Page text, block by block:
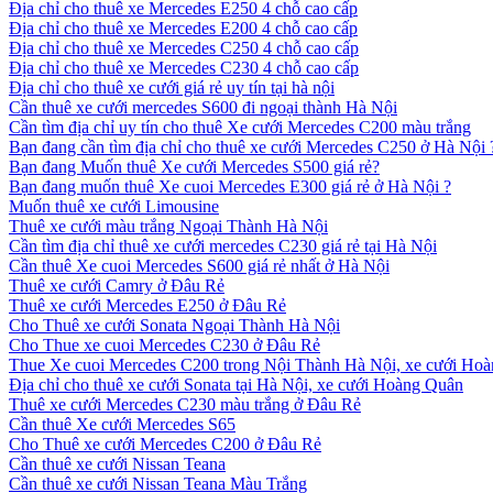
Địa chỉ cho thuê xe Mercedes E250 4 chỗ cao cấp
Địa chỉ cho thuê xe Mercedes E200 4 chỗ cao cấp
Địa chỉ cho thuê xe Mercedes C250 4 chỗ cao cấp
Địa chỉ cho thuê xe Mercedes C230 4 chỗ cao cấp
Địa chỉ cho thuê xe cưới giá rẻ uy tín tại hà nội
Cần thuê xe cưới mercedes S600 đi ngoại thành Hà Nội
Cần tìm địa chỉ uy tín cho thuê Xe cưới Mercedes C200 màu trắng
Bạn đang cần tìm địa chỉ cho thuê xe cưới Mercedes C250 ở Hà Nội
Bạn đang Muốn thuê Xe cưới Mercedes S500 giá rẻ?
Bạn đang muốn thuê Xe cuoi Mercedes E300 giá rẻ ở Hà Nội ?
Muốn thuê xe cưới Limousine
Thuê xe cưới màu trắng Ngoại Thành Hà Nội
Cần tìm địa chỉ thuê xe cưới mercedes C230 giá rẻ tại Hà Nội
Cần thuê Xe cuoi Mercedes S600 giá rẻ nhất ở Hà Nội
Thuê xe cưới Camry ở Đâu Rẻ
Thuê xe cưới Mercedes E250 ở Đâu Rẻ
Cho Thuê xe cưới Sonata Ngoại Thành Hà Nội
Cho Thue xe cuoi Mercedes C230 ở Đâu Rẻ
Thue Xe cuoi Mercedes C200 trong Nội Thành Hà Nội, xe cưới
Địa chỉ cho thuê xe cưới Sonata tại Hà Nội, xe cưới Hoàng Quân
Thuê xe cưới Mercedes C230 màu trắng ở Đâu Rẻ
Cần thuê Xe cưới Mercedes S65
Cho Thuê xe cưới Mercedes C200 ở Đâu Rẻ
Cần thuê xe cưới Nissan Teana
Cần thuê xe cưới Nissan Teana Màu Trắng